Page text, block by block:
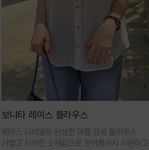
보니타 레이스 블라우스
레이스 디테일로 완성한 여름 감성 블라우스
가볍고 시어한 소재감으로 한여름까지 시원하고